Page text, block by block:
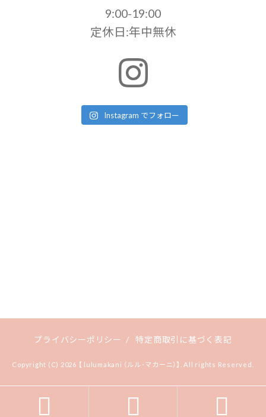
9:00-19:00
定休日:年中無休
Instagram でフォロー
プライバシーポリシー / 特定商取引に基づく表記
Copyright (C) 2026 【 lulumakani （ルル･マカーニ）】. All rights Reserved.
  